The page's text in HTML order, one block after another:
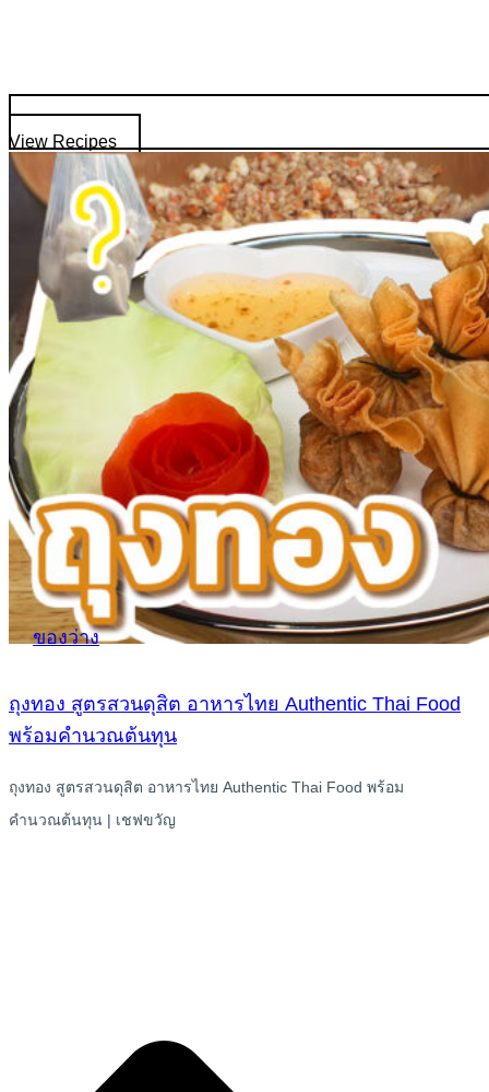
View Recipes
ของว่าง
ถุงทอง สูตรสวนดุสิต อาหารไทย Authentic Thai Food
พร้อมคำนวณต้นทุน
ถุงทอง สูตรสวนดุสิต อาหารไทย Authentic Thai Food พร้อม
คำนวณต้นทุน | เชฟขวัญ